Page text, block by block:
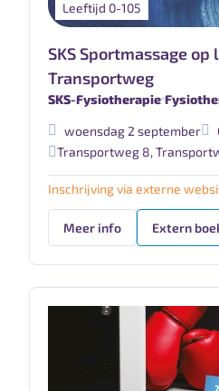
Leeftijd 0-105
SKS Sportmassage op
Transportweg
SKS-Fysiotherapie
woensdag 2 september
Transportweg 8,
Inschrijving via externe
Meer info Extern